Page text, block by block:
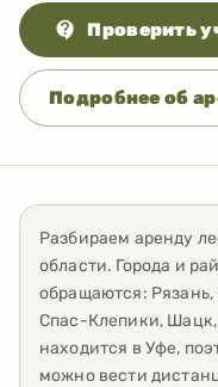
Проверить
Подробнее об
Разбираем аренду
области. Города и
обращаются:
Спас-Клепики,
находится в Уфе,
можно вести